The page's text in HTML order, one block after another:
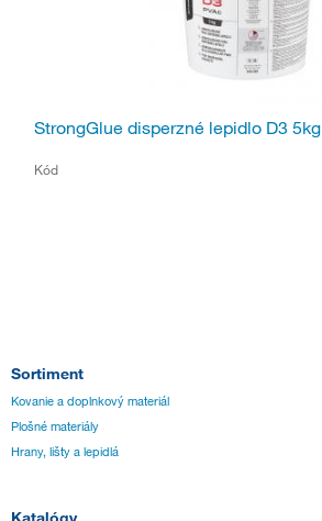
StrongGlue disperzné lepidlo D3 5kg
Kód
Sortiment
Kovanie a doplnkový materiál
Plošné materiály
Hrany, lišty a lepidlá